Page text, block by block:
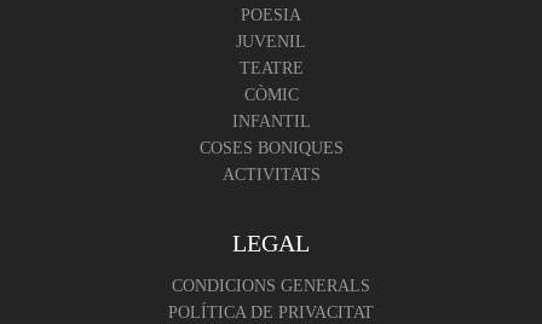
POESIA
JUVENIL
TEATRE
CÒMIC
INFANTIL
COSES BONIQUES
ACTIVITATS
LEGAL
CONDICIONS GENERALS
POLÍTICA DE PRIVACITAT